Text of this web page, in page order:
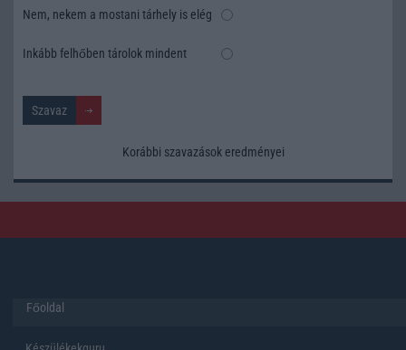
Nem, nekem a mostani tárhely is elég
Inkább felhőben tárolok mindent
Korábbi szavazások eredményei
Főoldal